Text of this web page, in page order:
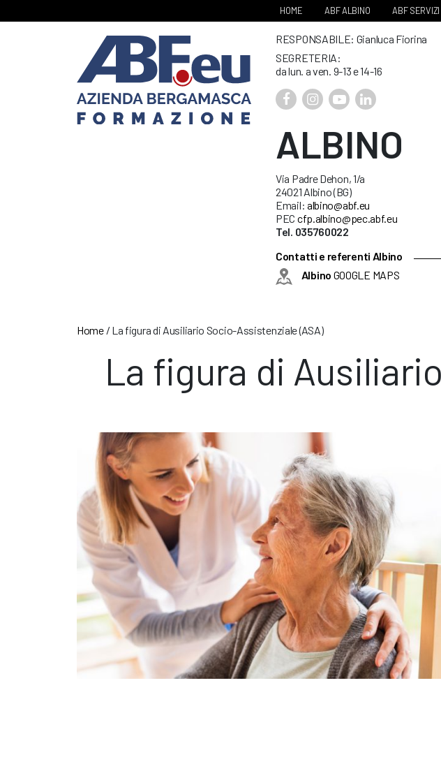
HOME ABF ALBINO ABF SERVIZI
RESPONSABILE: Gianluca Fiorina
SEGRETERIA:
da lun. a ven. 9-13 e 14-16
ALBINO
Via Padre Dehon, 1/a
24021 Albino (BG)
Email: albino@abf.eu
PEC cfp.albino@pec.abf.eu
Tel. 035760022
Contatti e referenti Albino
Albino GOOGLE MAPS
Home/ La figura di Ausiliario Socio-Assistenziale (ASA)
La figura di